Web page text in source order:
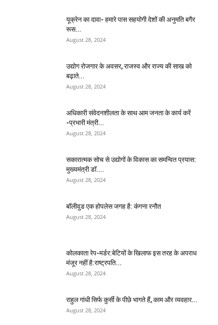
यूक्रेन का दावा- हमारे पास सहयोगी देशों की अनुमति बगैर
रूस...
August 28, 2024
उद्योग रोजगार के अवसर, राजस्व और राज्य की साख को
बढ़ाते...
August 28, 2024
अधिकारी संवेदनशीलता के साथ आम जनता के कार्य करें
-प्रभारी मंत्री...
August 28, 2024
सकारात्मक सोच से उद्योगों के विकास का समन्वित प्रयास:
मुख्यमंत्री डॉ....
August 28, 2024
बॉलीवुड एक होपलेस जगह है: कंंगना रनौत
August 28, 2024
कोलकाता रेप-मर्डर:बेटियों के खिलाफ इस तरह के अपराध
मंजूर नहीं है:राष्ट्रपति...
August 28, 2024
राहुल गांधी सिर्फ कुर्सी के पीछे भागते हैं, काम और व्यवहार...
August 28, 2024